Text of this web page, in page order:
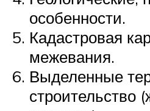
особенности.
Кадастровая
межевания.
Выделенные
строительство